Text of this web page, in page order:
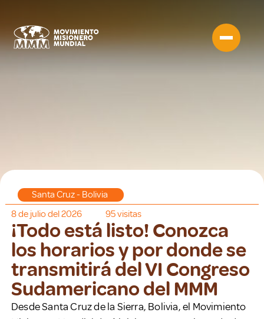
Santa Cruz - Bolivia
8 de julio del 2026
95visitas
¡Todo está listo! Conozca
los horarios y por donde se
transmitirá del VI Congreso
Sudamericano del MMM
Desde Santa Cruz de la Sierra, Bolivia, el Movimiento